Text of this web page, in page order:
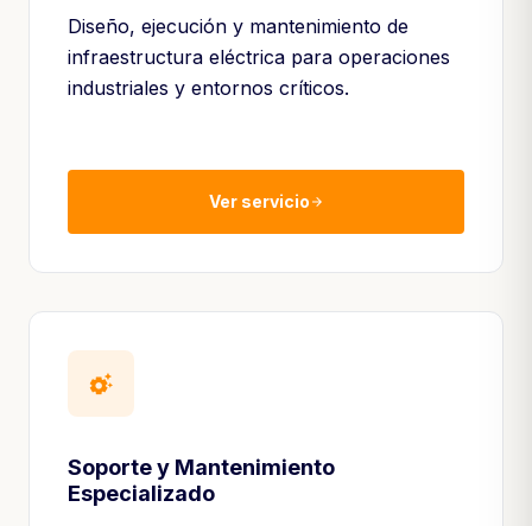
Diseño, ejecución y mantenimiento de
infraestructura eléctrica para operaciones
industriales y entornos críticos.
Ver servicio arrow_forward
settings_suggest
Soporte y Mantenimiento
Especializado